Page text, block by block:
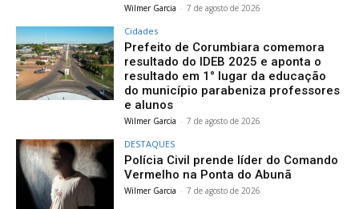
Wilmer Garcia - 7 de agosto de 2026
Cidades
Prefeito de Corumbiara comemora
resultado do IDEB 2025 e aponta o
resultado em 1° lugar da educação
do município parabeniza professores
e alunos
Wilmer Garcia - 7 de agosto de 2026
DESTAQUES
Polícia Civil prende líder do Comando
Vermelho na Ponta do Abunã
Wilmer Garcia - 7 de agosto de 2026